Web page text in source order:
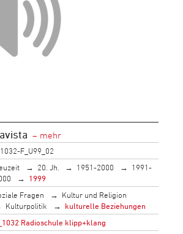
F_U99_02
20. Jh. 1951-2000
1991-
1999
Fragen
Kultur und Religion
Kulturpolitik
kulturelle Beziehungen
Radioschule klipp+klang